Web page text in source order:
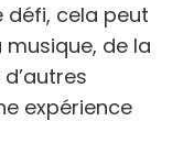
défi, cela peut
de la
expérience